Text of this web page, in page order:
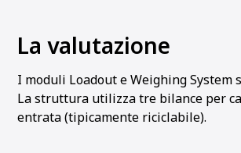
La valutazione
I moduli Loadout e Weighing
La struttura utilizza tre bilance per
entrata (tipicamente riciclabile).